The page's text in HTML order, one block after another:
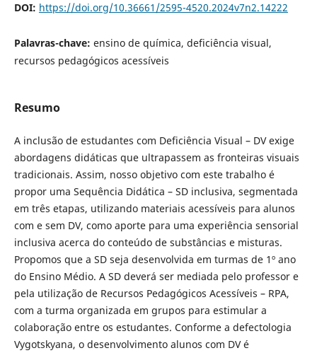
DOI: https://doi.org/10.36661/2595-4520.2024v7n2.14222
Palavras-chave: ensino de química, deficiência visual,
recursos pedagógicos acessíveis
Resumo
A inclusão de estudantes com Deficiência Visual – DV exige
abordagens didáticas que ultrapassem as fronteiras visuais
tradicionais. Assim, nosso objetivo com este trabalho é
propor uma Sequência Didática – SD inclusiva, segmentada
em três etapas, utilizando materiais acessíveis para alunos
com e sem DV, como aporte para uma experiência sensorial
inclusiva acerca do conteúdo de substâncias e misturas.
Propomos que a SD seja desenvolvida em turmas de 1º ano
do Ensino Médio. A SD deverá ser mediada pelo professor e
pela utilização de Recursos Pedagógicos Acessíveis – RPA,
com a turma organizada em grupos para estimular a
colaboração entre os estudantes. Conforme a defectologia
Vygotskyana, o desenvolvimento alunos com DV é